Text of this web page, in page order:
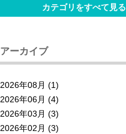
カテゴリをすべて見る
アーカイブ
2026年08月 (1)
2026年06月 (4)
2026年03月 (3)
2026年02月 (3)